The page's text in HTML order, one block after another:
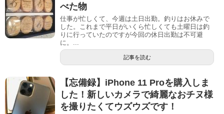
べた物
仕事が忙しくて、今週は土日出勤。釣りはお休みで
した。これまで平日がいくら忙しくても土曜日は釣
りに行っていたのですが今回の休日出勤は不可避
に。...
記事を読む
【忘備録】iPhone 11 Proを購入しま
した！新しいカメラで綺麗なおチヌ様
を撮りたくてウズウズです！